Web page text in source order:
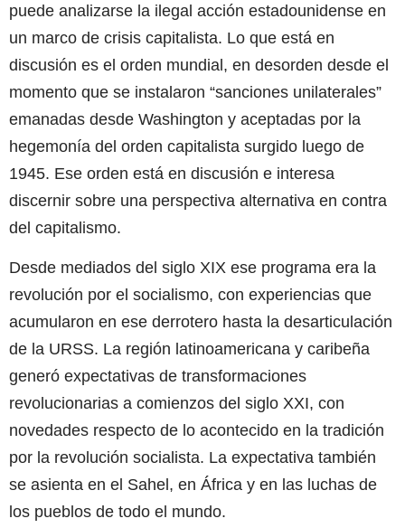
puede analizarse la ilegal acción estadounidense en
un marco de crisis capitalista. Lo que está en
discusión es el orden mundial, en desorden desde el
momento que se instalaron “sanciones unilaterales”
emanadas desde Washington y aceptadas por la
hegemonía del orden capitalista surgido luego de
1945. Ese orden está en discusión e interesa
discernir sobre una perspectiva alternativa en contra
del capitalismo.
Desde mediados del siglo XIX ese programa era la
revolución por el socialismo, con experiencias que
acumularon en ese derrotero hasta la desarticulación
de la URSS. La región latinoamericana y caribeña
generó expectativas de transformaciones
revolucionarias a comienzos del siglo XXI, con
novedades respecto de lo acontecido en la tradición
por la revolución socialista. La expectativa también
se asienta en el Sahel, en África y en las luchas de
los pueblos de todo el mundo.